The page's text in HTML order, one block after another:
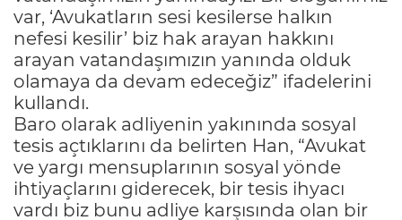
var, ‘Avukatların sesi kesilerse halkın
nefesi kesilir’ biz hak arayan hakkını
arayan vatandaşımızın yanında olduk
olamaya da devam edeceğiz” ifadelerini
kullandı.
Baro olarak adliyenin yakınında sosyal
tesis açtıklarını da belirten Han, “Avukat
ve yargı mensuplarının sosyal yönde
ihtiyaçlarını giderecek, bir tesis ihyacı
vardı biz bunu adliye karşısında olan bir